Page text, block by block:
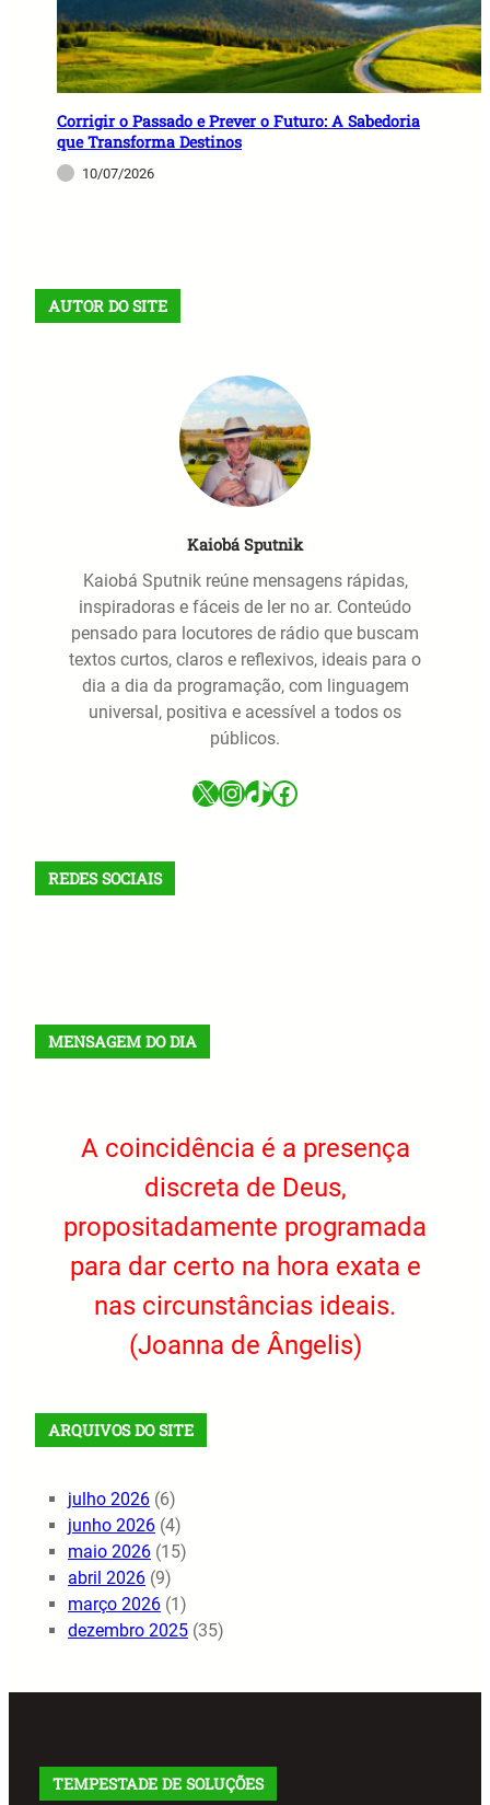
Corrigir o Passado e Prever o Futuro: A Sabedoria
que Transforma Destinos
10/07/2026
AUTOR DO SITE
Kaiobá Sputnik
Kaiobá Sputnik reúne mensagens rápidas,
inspiradoras e fáceis de ler no ar. Conteúdo
pensado para locutores de rádio que buscam
textos curtos, claros e reflexivos, ideais para o
dia a dia da programação, com linguagem
universal, positiva e acessível a todos os
públicos.
X InstagramTikTok Facebook
REDES SOCIAIS
MENSAGEM DO DIA
A coincidência é a presença
discreta de Deus,
propositadamente programada
para dar certo na hora exata e
nas circunstâncias ideais.
(Joanna de Ângelis)
ARQUIVOS DO SITE
julho 2026 (6)
junho 2026 (4)
maio 2026 (15)
abril 2026 (9)
março 2026 (1)
dezembro 2025 (35)
TEMPESTADE DE SOLUÇÕES